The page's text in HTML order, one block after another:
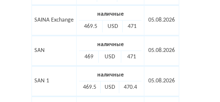
SAINA Exchange
наличные
469.5 USD 471
05.08.2026
SAN
наличные
469 USD 471
05.08.2026
SAN 1
наличные
469.5 USD 470.4
05.08.2026